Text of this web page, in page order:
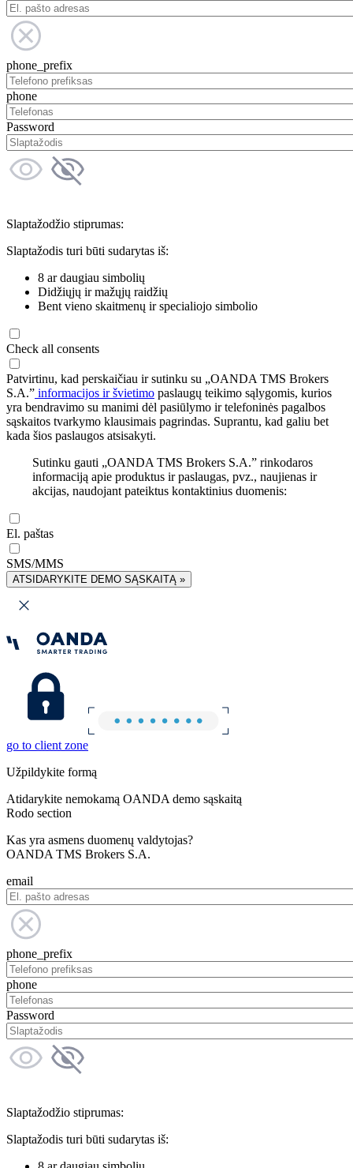
phone_prefix
phone
Password
Slaptažodžio stiprumas:
Slaptažodis turi būti sudarytas iš:
8 ar daugiau simbolių
Didžiųjų ir mažųjų raidžių
Bent vieno skaitmenų ir specialiojo simbolio
Check all consents
Patvirtinu, kad perskaičiau ir sutinku su „OANDA TMS Brokers
S.A.” informacijos ir švietimo paslaugų teikimo sąlygomis, kurios
yra bendravimo su manimi dėl pasiūlymo ir telefoninės pagalbos
sąskaitos tvarkymo klausimais pagrindas. Suprantu, kad galiu bet
kada šios paslaugos atsisakyti.
Sutinku gauti „OANDA TMS Brokers S.A.” rinkodaros
informaciją apie produktus ir paslaugas, pvz., naujienas ir
akcijas, naudojant pateiktus kontaktinius duomenis:
El. paštas
SMS/MMS
ATSIDARYKITE DEMO SĄSKAITĄ »
go to client zone
Užpildykite formą
Atidarykite nemokamą OANDA demo sąskaitą
Rodo section
Kas yra asmens duomenų valdytojas?
OANDA TMS Brokers S.A.
email
phone_prefix
phone
Password
Slaptažodžio stiprumas:
Slaptažodis turi būti sudarytas iš: